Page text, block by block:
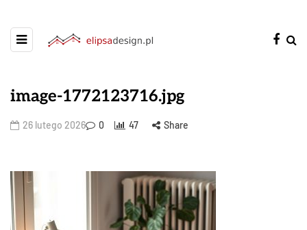
image-1772123716.jpg
26 lutego 2026 0 47 Share